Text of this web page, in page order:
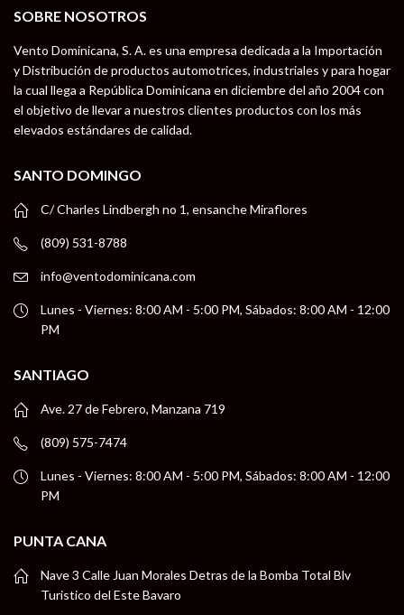
SOBRE NOSOTROS
Vento Dominicana, S. A. es una empresa dedicada a la Importación
y Distribución de productos automotrices, industriales y para hogar
la cual llega a República Dominicana en diciembre del año 2004 con
el objetivo de llevar a nuestros clientes productos con los más
elevados estándares de calidad.
SANTO DOMINGO
C/ Charles Lindbergh no 1, ensanche Miraflores
(809) 531-8788
info@ventodominicana.com
Lunes - Viernes: 8:00 AM - 5:00 PM, Sábados: 8:00 AM - 12:00
PM
SANTIAGO
Ave. 27 de Febrero, Manzana 719
(809) 575-7474
Lunes - Viernes: 8:00 AM - 5:00 PM, Sábados: 8:00 AM - 12:00
PM
PUNTA CANA
Nave 3 Calle Juan Morales Detras de la Bomba Total Blv
Turistico del Este Bavaro